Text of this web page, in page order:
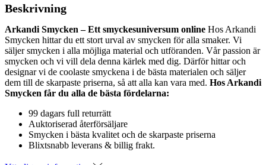
Beskrivning
Arkandi Smycken – Ett smyckesuniversum online Hos Arkandi
Smycken hittar du ett stort urval av smycken för alla smaker. Vi
säljer smycken i alla möjliga material och utföranden. Vår passion är
smycken och vi vill dela denna kärlek med dig. Därför hittar och
designar vi de coolaste smyckena i de bästa materialen och säljer
dem till de skarpaste priserna, så att alla kan vara med. Hos Arkandi
Smycken får du alla de bästa fördelarna:
99 dagars full returrätt
Auktoriserad återförsäljare
Smycken i bästa kvalitet och de skarpaste priserna
Blixtsnabb leverans & billig frakt.